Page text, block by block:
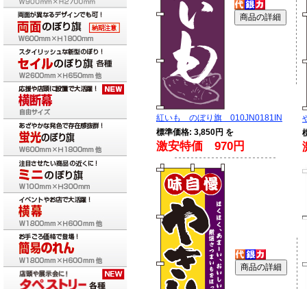
紅いも のぼり旗 010JN0181IN
標準価格: 3,850円 を
激安特価 970円